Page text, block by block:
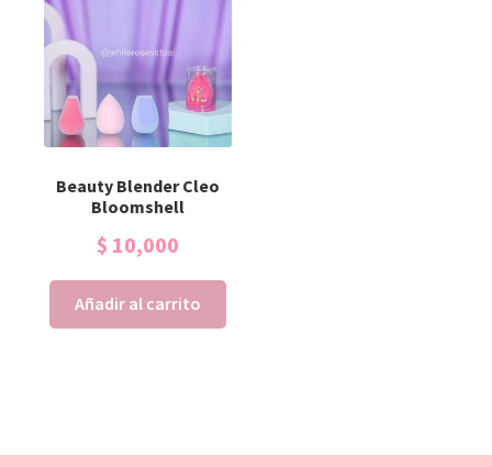
Beauty Blender Cleo
Bloomshell
$ 10,000
Añadir al carrito